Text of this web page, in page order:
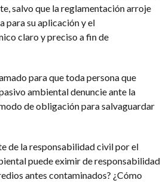
salvo que la reglamentación arroje
para su aplicación y el
claro y preciso a fin de
para que toda persona que
ambiental denuncie ante la
de obligación para salvaguardar
de la responsabilidad civil por el
puede eximir de responsabilidad
antes contaminados? ¿Cómo